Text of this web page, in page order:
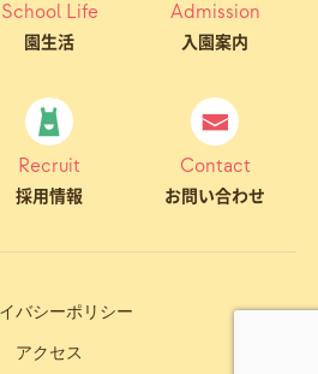
School Life
園生活
Admission
入園案内
Recruit
採用情報
Contact
お問い合わせ
バシーポリシー
アクセス